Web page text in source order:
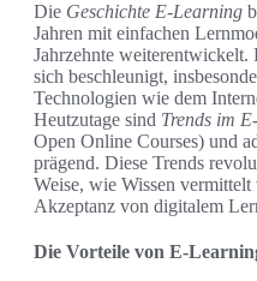
Die Geschichte E-Learning
Jahren mit einfachen
Jahrzehnte weiterentwickelt.
sich beschleunigt,
Technologien wie dem
Heutzutage sind Trends im
Open Online Courses) und
prägend. Diese Trends
Weise, wie Wissen
Akzeptanz von digitalem
Die Vorteile von E-